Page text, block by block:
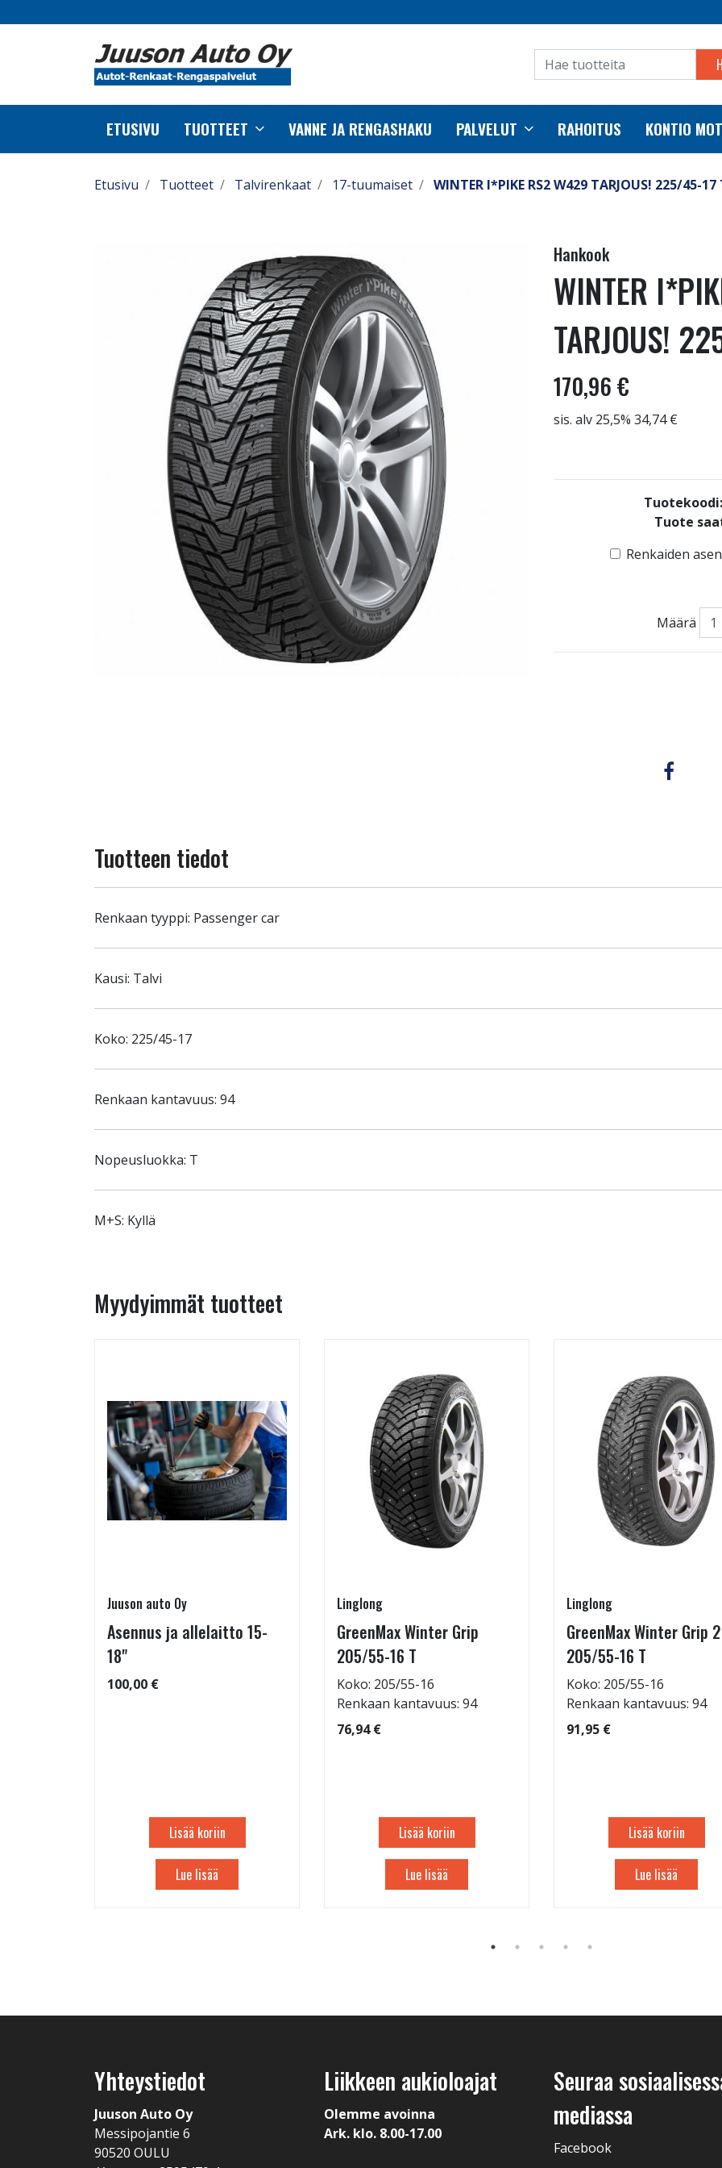
ETUSIVU TUOTTEET VANNE JA RENGASHAKU PALVELUT RAHOITUS KONTIO
Etusivu Tuotteet Talvirenkaat 17-tuumaiset WINTER I*PIKE RS2 W429 TARJOUS! 225/45-17
Hankook
WINTER
TARJOUS!
170,96 €
sis. alv 25,5% 34,74 €
Tuotekoodi:
Tuote
Renkaiden
Määrä
Tuotteen tiedot
Renkaan tyyppi: Passenger car
Kausi: Talvi
Koko: 225/45-17
Renkaan kantavuus: 94
Nopeusluokka: T
M+S: Kyllä
Myydyimmät tuotteet
Juuson auto Oy
Asennus ja allelaitto 15-
18"
100,00 €
Lisää koriin
Lue lisää
Linglong
GreenMax Winter Grip
205/55-16 T
Koko: 205/55-16
Renkaan kantavuus: 94
76,94 €
Lisää koriin
Lue lisää
Linglong
GreenMax Winter Grip 2
205/55-16 T
Koko: 205/55-16
Renkaan kantavuus: 94
91,95 €
Lisää koriin
Lue lisää
Yhteystiedot
Juuson Auto Oy
Messipojantie 6
90520 OULU
Liikkeen aukioloajat
Olemme avoinna
Ark. klo. 8.00-17.00
Seuraa
mediassa
Facebook